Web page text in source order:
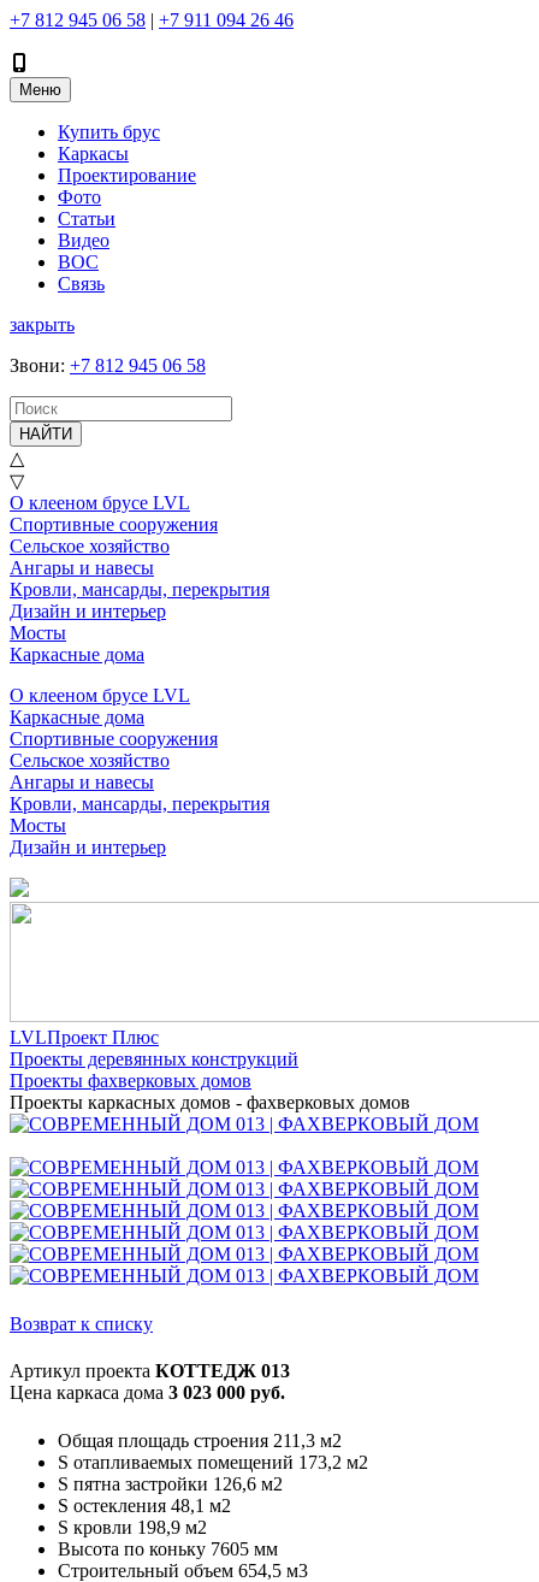
+7 812 945 06 58 | +7 911 094 26 46
Меню
Купить брус
Каркасы
Проектирование
Фото
Статьи
Видео
ВОС
Связь
закрыть
Звони: +7 812 945 06 58
НАЙТИ
△
▽
О клееном брусе LVL
Спортивные сооружения
Сельское хозяйство
Ангары и навесы
Кровли, мансарды, перекрытия
Дизайн и интерьер
Мосты
Каркасные дома
О клееном брусе LVL
Каркасные дома
Спортивные сооружения
Сельское хозяйство
Ангары и навесы
Кровли, мансарды, перекрытия
Мосты
Дизайн и интерьер
LVLПроект Плюс
Проекты деревянных конструкций
Проекты фахверковых домов
Проекты каркасных домов - фахверковых домов
Возврат к списку
Артикул проекта КОТТЕДЖ 013
Цена каркаса дома 3 023 000 руб.
Общая площадь строения 211,3 м2
S отапливаемых помещений 173,2 м2
S пятна застройки 126,6 м2
S остекления 48,1 м2
S кровли 198,9 м2
Высота по коньку 7605 мм
Строительный объем 654,5 м3